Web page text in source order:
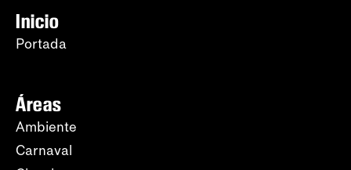
Inicio
Portada
Áreas
Ambiente
Carnaval